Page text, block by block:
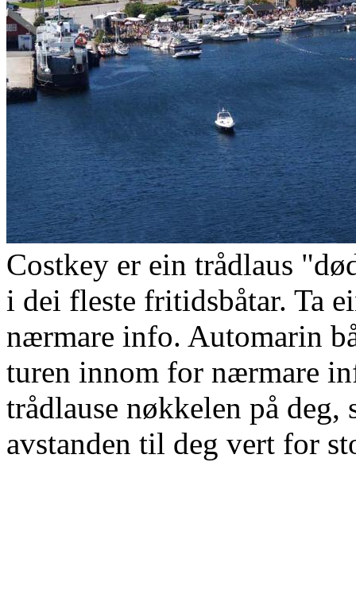
Costkey er ein trådlaus
i dei fleste fritidsbåtar. Ta
nærmare info. Automarin
turen innom for nærmare
trådlause nøkkelen på
avstanden til deg vert for